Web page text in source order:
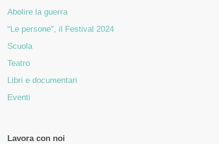
Abolire la guerra
“Le persone”, il Festival 2024
Scuola
Teatro
Libri e documentari
Eventi
Lavora con noi